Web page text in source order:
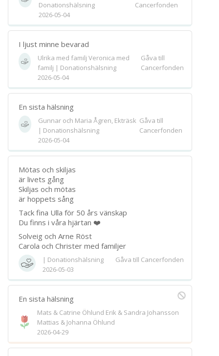
Donationshälsning
2026-05-04
Cancerfonden
I ljust minne bevarad
Ulrika med familj Veronica med
familj | Donationshälsning
2026-05-04
Gåva till
Cancerfonden
En sista hälsning
Gunnar och Maria Ågren, Ekträsk
| Donationshälsning
2026-05-04
Gåva till
Cancerfonden
Mötas och skiljas
är livets gång
Skiljas och mötas
är hoppets sång
Tack fina Ulla för 50 års vänskap
Du finns i våra hjärtan ❤️
Solveig och Arne Röst
Carola och Christer med familjer
| Donationshälsning
2026-05-03
Gåva till Cancerfonden
En sista hälsning
Mats & Catrine Öhlund Erik & Sandra Johansson
Mattias & Johanna Öhlund
2026-04-29